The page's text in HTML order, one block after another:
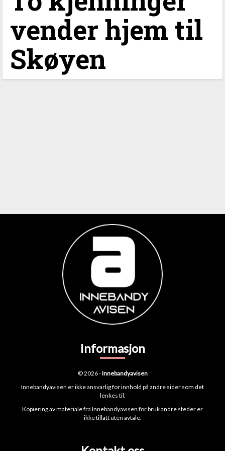
vender hjem til
Skøyen
Informasjon
© 2026 -Innebandyavisen
Innebandyavisen er ikke ansvarlig for innhold på andre sider som det
lenkes til.
Kopiering av materiale fra Innebandyavisen for bruk andre steder er
ikke tillatt uten avtale.